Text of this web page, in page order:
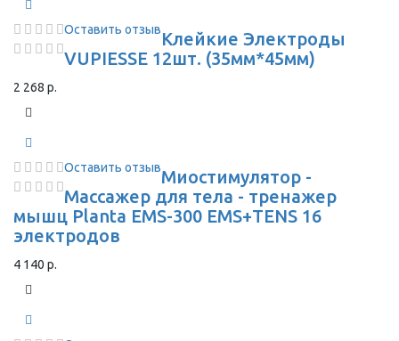
Оставить отзывКлейкие Электроды
VUPIESSE 12шт. (35мм*45мм)
2 268 р.
Оставить отзывМиостимулятор -
Массажер для тела - тренажер
мышц Planta EMS-300 EMS+TENS 16
электродов
4 140 р.